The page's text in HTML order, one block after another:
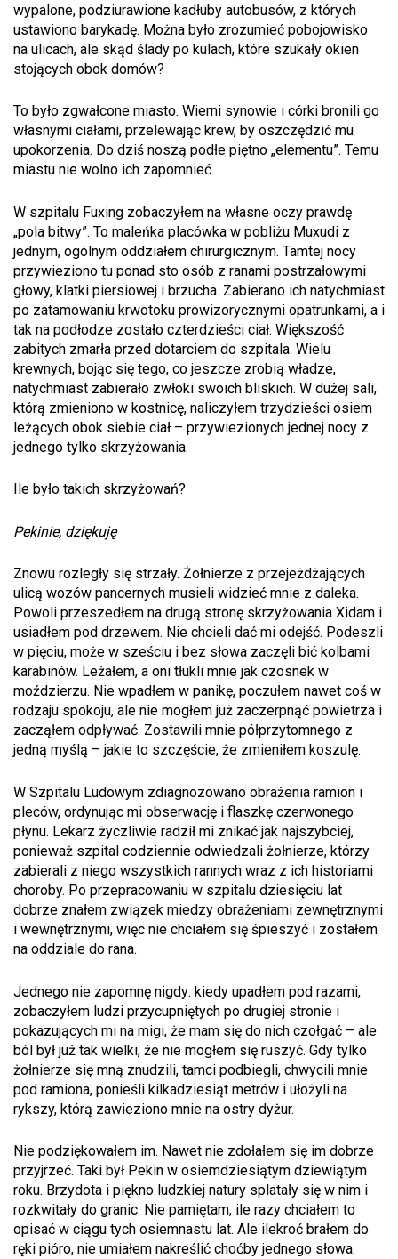
wypalone, podziurawione kadłuby autobusów, z których
ustawiono barykadę. Można było zrozumieć pobojowisko
na ulicach, ale skąd ślady po kulach, które szukały okien
stojących obok domów?
To było zgwałcone miasto. Wierni synowie i córki bronili go
własnymi ciałami, przelewając krew, by oszczędzić mu
upokorzenia. Do dziś noszą podłe piętno „elementu”. Temu
miastu nie wolno ich zapomnieć.
W szpitalu Fuxing zobaczyłem na własne oczy prawdę
„pola bitwy”. To maleńka placówka w pobliżu Muxudi z
jednym, ogólnym oddziałem chirurgicznym. Tamtej nocy
przywieziono tu ponad sto osób z ranami postrzałowymi
głowy, klatki piersiowej i brzucha. Zabierano ich natychmiast
po zatamowaniu krwotoku prowizorycznymi opatrunkami, a i
tak na podłodze zostało czterdzieści ciał. Większość
zabitych zmarła przed dotarciem do szpitala. Wielu
krewnych, bojąc się tego, co jeszcze zrobią władze,
natychmiast zabierało zwłoki swoich bliskich. W dużej sali,
którą zmieniono w kostnicę, naliczyłem trzydzieści osiem
leżących obok siebie ciał – przywiezionych jednej nocy z
jednego tylko skrzyżowania.
Ile było takich skrzyżowań?
Pekinie, dziękuję
Znowu rozległy się strzały. Żołnierze z przejeżdżających
ulicą wozów pancernych musieli widzieć mnie z daleka.
Powoli przeszedłem na drugą stronę skrzyżowania Xidam i
usiadłem pod drzewem. Nie chcieli dać mi odejść. Podeszli
w pięciu, może w sześciu i bez słowa zaczęli bić kolbami
karabinów. Leżałem, a oni tłukli mnie jak czosnek w
moździerzu. Nie wpadłem w panikę, poczułem nawet coś w
rodzaju spokoju, ale nie mogłem już zaczerpnąć powietrza i
zacząłem odpływać. Zostawili mnie półprzytomnego z
jedną myślą – jakie to szczęście, że zmieniłem koszulę.
W Szpitalu Ludowym zdiagnozowano obrażenia ramion i
pleców, ordynując mi obserwację i flaszkę czerwonego
płynu. Lekarz życzliwie radził mi znikać jak najszybciej,
ponieważ szpital codziennie odwiedzali żołnierze, którzy
zabierali z niego wszystkich rannych wraz z ich historiami
choroby. Po przepracowaniu w szpitalu dziesięciu lat
dobrze znałem związek miedzy obrażeniami zewnętrznymi
i wewnętrznymi, więc nie chciałem się śpieszyć i zostałem
na oddziale do rana.
Jednego nie zapomnę nigdy: kiedy upadłem pod razami,
zobaczyłem ludzi przycupniętych po drugiej stronie i
pokazujących mi na migi, że mam się do nich czołgać – ale
ból był już tak wielki, że nie mogłem się ruszyć. Gdy tylko
żołnierze się mną znudzili, tamci podbiegli, chwycili mnie
pod ramiona, ponieśli kilkadziesiąt metrów i ułożyli na
rykszy, którą zawieziono mnie na ostry dyżur.
Nie podziękowałem im. Nawet nie zdołałem się im dobrze
przyjrzeć. Taki był Pekin w osiemdziesiątym dziewiątym
roku. Brzydota i piękno ludzkiej natury splatały się w nim i
rozkwitały do granic. Nie pamiętam, ile razy chciałem to
opisać w ciągu tych osiemnastu lat. Ale ilekroć brałem do
ręki pióro, nie umiałem nakreślić choćby jednego słowa.